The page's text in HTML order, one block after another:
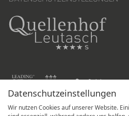
Datenschutzeinstellungen
Wir nutzen Cookies auf unserer Website.